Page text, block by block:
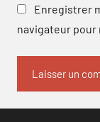
Enregistrer
navigateur pour